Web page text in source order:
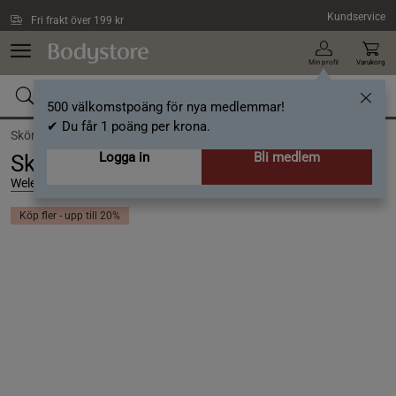
Fri frakt över 199 kr Kundservice
Min profil
500 välkomstpoäng för nya medlemmar!
✔ Du får 1 poäng per krona.
Logga in
Bli medlem
Varukorg
Skönhet /Kroppsvård /Body Lotion
Skin Food Fuktkräm 75 ml
Weleda
Köp fler - upp till 20%